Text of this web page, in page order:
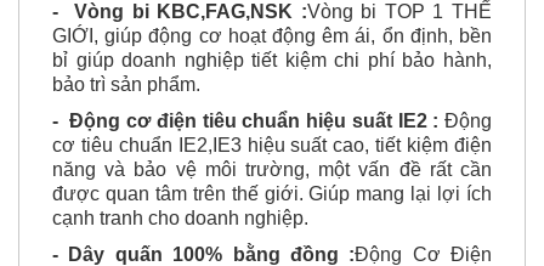
- Vòng bi KBC,FAG,NSK :Vòng bi TOP 1 THẾ
GIỚI, giúp động cơ hoạt động êm ái, ổn định, bền
bỉ giúp doanh nghiệp tiết kiệm chi phí bảo hành,
bảo trì sản phẩm.
- Động cơđiện tiêu chuẩn hiệu suất IE2 :Động
cơ tiêu chuẩn IE2,IE3 hiệu suất cao, tiết kiệm điện
năng và bảo vệ môi trường, một vấn đề rất cần
được quan tâm trên thế giới. Giúp mang lại lợi ích
cạnh tranh cho doanh nghiệp.
- Dây quấn 100% bằng đồng :Động Cơ Điện